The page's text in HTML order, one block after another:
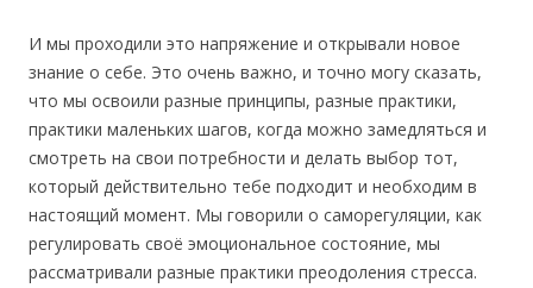
И мы проходили это напряжение и открывали новое
знание о себе. Это очень важно, и точно могу сказать,
что мы освоили разные принципы, разные практики,
практики маленьких шагов, когда можно замедляться и
смотреть на свои потребности и делать выбор тот,
который действительно тебе подходит и необходим в
настоящий момент. Мы говорили о саморегуляции, как
регулировать своё эмоциональное состояние, мы
рассматривали разные практики преодоления стресса.